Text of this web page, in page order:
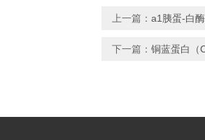
上一篇： a1胰蛋-白
下一篇： 铜蓝蛋白（